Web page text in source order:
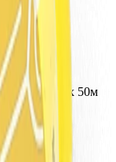
25мм x 50м